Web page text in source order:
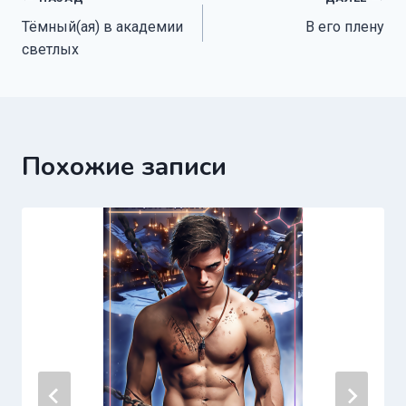
по
Тёмный(ая) в академии
светлых
В его плену
Похожие записи